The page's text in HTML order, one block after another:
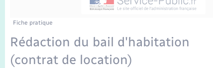
Organisation d’événement
La Communauté de communes
Fiche pratique
Rédaction du bail d'habitation
(contrat de location)